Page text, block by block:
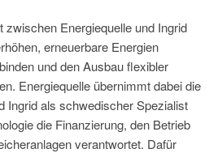
Energiequelle und Ingrid
erneuerbare Energien
und den Ausbau flexibler
Energiequelle übernimmt dabei die
Ingrid als schwedischer Spezialist
die Finanzierung, den Betrieb
verantwortet. Dafür